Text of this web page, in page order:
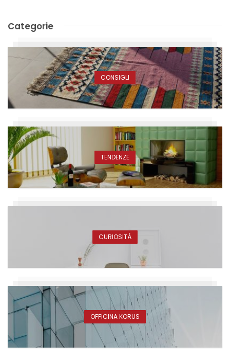
Categorie
CONSIGLI
TENDENZE
CURIOSITÀ
OFFICINA KORUS